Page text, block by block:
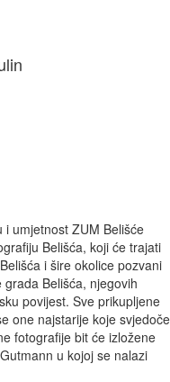
i umjetnost ZUM Belišće
Belišća, koji će trajati
i šire okolice pozvani
Belišća, njegovih
povijest. Sve prikupljene
one najstarije koje svjedoče
fotografije bit će izložene
u kojoj se nalazi